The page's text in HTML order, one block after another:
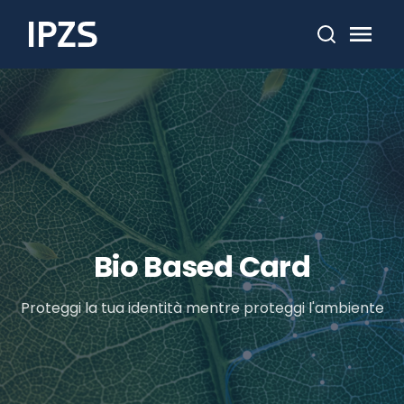
Cerca
Bio Based Card
Proteggi la tua identità mentre proteggi l'ambiente